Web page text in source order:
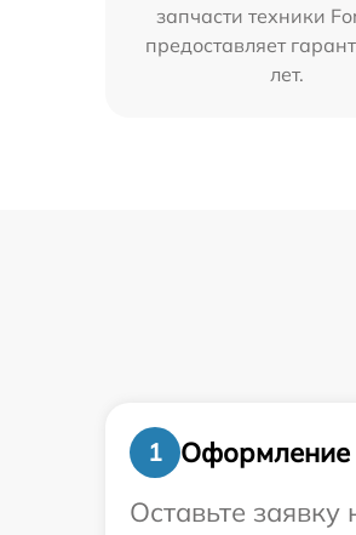
запчасти техники
предоставляет
лет.
1
Оформление
Оставьте